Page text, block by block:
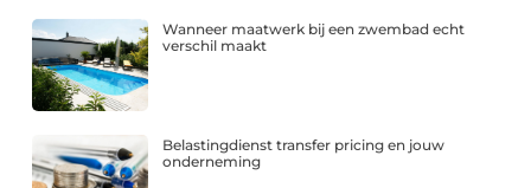
Wanneer maatwerk bij een zwembad echt
verschil maakt
Belastingdienst transfer pricing en jouw
onderneming